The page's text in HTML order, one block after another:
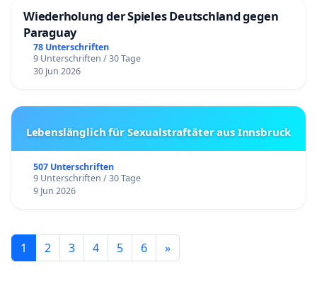
Wiederholung der Spieles Deutschland gegen
Paraguay
78 Unterschriften
9 Unterschriften / 30 Tage
30 Jun 2026
Lebenslänglich für Sexualstraftäter aus Innsbruck
507 Unterschriften
9 Unterschriften / 30 Tage
9 Jun 2026
1 2 3 4 5 6 »